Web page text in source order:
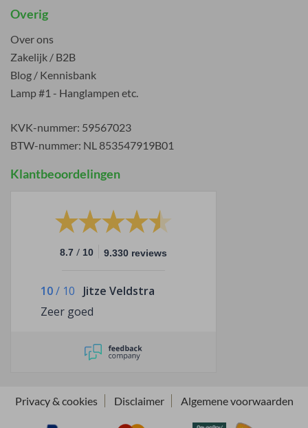
Overig
Over ons
Zakelijk / B2B
Blog / Kennisbank
Lamp #1 - Hanglampen etc.
KVK-nummer: 59567023
BTW-nummer: NL 853547919B01
Klantbeoordelingen
8.7 / 10 9.330 reviews
10/ 10
Jitze Veldstra
Zeer goed
Privacy & cookies Disclaimer Algemene voorwaarden